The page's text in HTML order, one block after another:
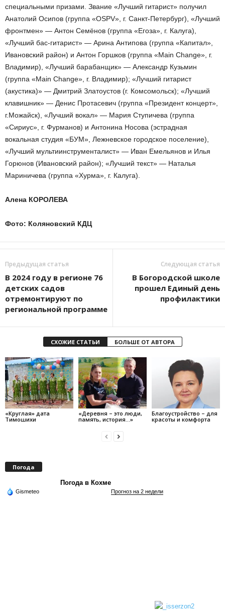
специальными призами. Звание «Лучший гитарист» получил
Анатолий Осипов (группа «OSPV», г. Санкт-Петербург), «Лучший
фронтмен» — Антон Семёнов (группа «Егоза», г. Калуга),
«Лучший бас-гитарист» — Арина Антипова (группа «Капитал»,
Ивановский район) и Антон Горшков (группа «Main Change», г.
Владимир), «Лучший барабанщик» — Александр Кузьмин
(группа «Main Change», г. Владимир); «Лучший гитарист
(акустика)» — Дмитрий Златоустов (г. Комсомольск); «Лучший
клавишник» — Денис Протасевич (группа «Президент концерт»,
г.Можайск), «Лучший вокал» — Мария Ступичева (группа
«Сириус», г. Фурманов) и Антонина Носова (эстрадная
вокальная студия «БУМ», Лежневское городское поселение),
«Лучший мультиинструменталист» — Иван Емельянов и Илья
Горюнов (Ивановский район); «Лучший текст» — Наталья
Мариничева (группа «Хурма», г. Калуга).
Алена КОРОЛЕВА
Фото: Коляновский КДЦ
Предыдущая статья
В 2024 году в регионе 76
детских садов
отремонтируют по
региональной программе
Следующая статья
В Богородской школе
прошел Единый день
профилактики
СХОЖИЕ СТАТЬИ БОЛЬШЕ ОТ АВТОРА
«Круглая» дата
Тимошихи
«Деревня – это люди,
память, история…»
Благоустройство – для
красоты и комфорта
Погода
Погода в Кохме
Gismeteo Прогноз на 2 недели